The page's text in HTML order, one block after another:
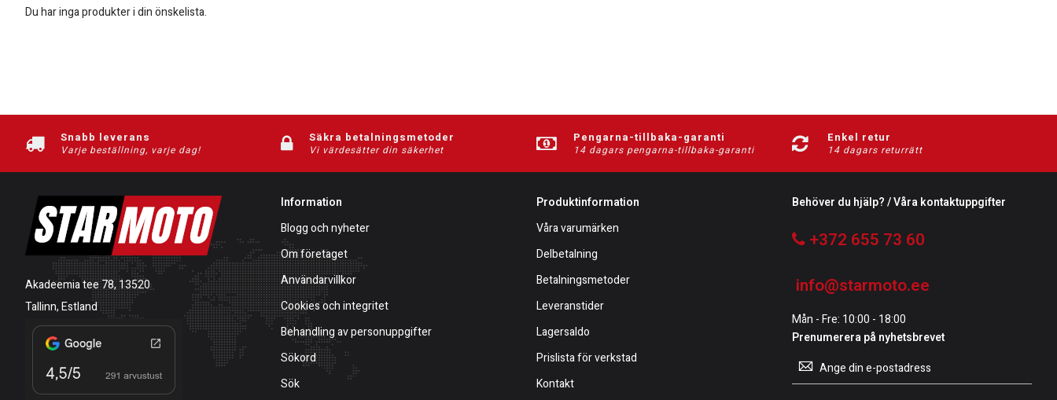
Du har inga produkter i din önskelista.
Snabb leverans
Varje beställning, varje dag!
Säkra betalningsmetoder
Vi värdesätter din säkerhet
Pengarna-tillbaka-garanti
14 dagars pengarna-tillbaka-garanti
Enkel retur
14 dagars returrätt
Akadeemia tee 78, 13520
Tallinn, Estland
Information
Blogg och nyheter
Om företaget
Användarvillkor
Cookies och integritet
Behandling av personuppgifter
Sökord
Sök
Produktinformation
Våra varumärken
Delbetalning
Betalningsmetoder
Leveranstider
Lagersaldo
Prislista för verkstad
Kontakt
Behöver du hjälp? / Våra kontaktuppgifter
+372 655 73 60
info@starmoto.ee
Mån - Fre: 10:00 - 18:00
Prenumerera på nyhetsbrevet
Prenumerera
på
vårt